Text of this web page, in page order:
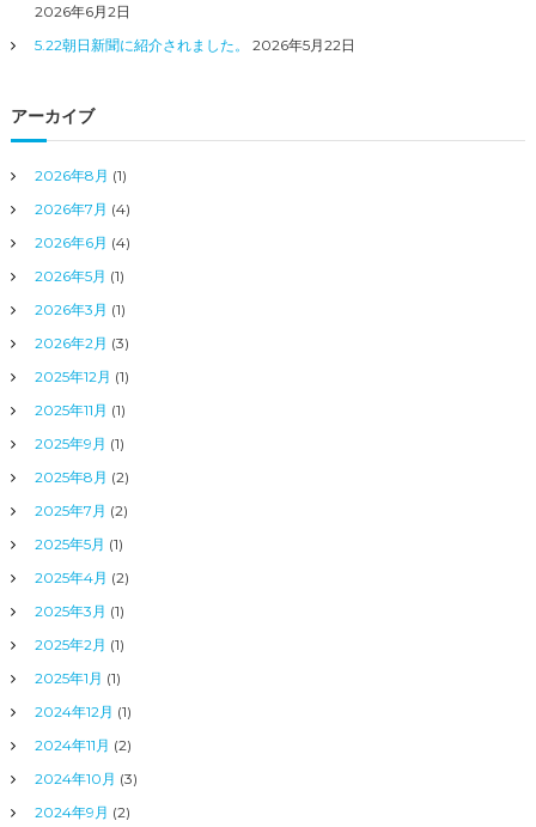
2026年6月2日
5.22朝日新聞に紹介されました。
2026年5月22日
アーカイブ
2026年8月 (1)
2026年7月 (4)
2026年6月 (4)
2026年5月 (1)
2026年3月 (1)
2026年2月 (3)
2025年12月 (1)
2025年11月 (1)
2025年9月 (1)
2025年8月 (2)
2025年7月 (2)
2025年5月 (1)
2025年4月 (2)
2025年3月 (1)
2025年2月 (1)
2025年1月 (1)
2024年12月 (1)
2024年11月 (2)
2024年10月 (3)
2024年9月 (2)